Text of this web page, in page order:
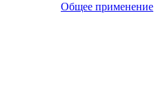
Общее применение